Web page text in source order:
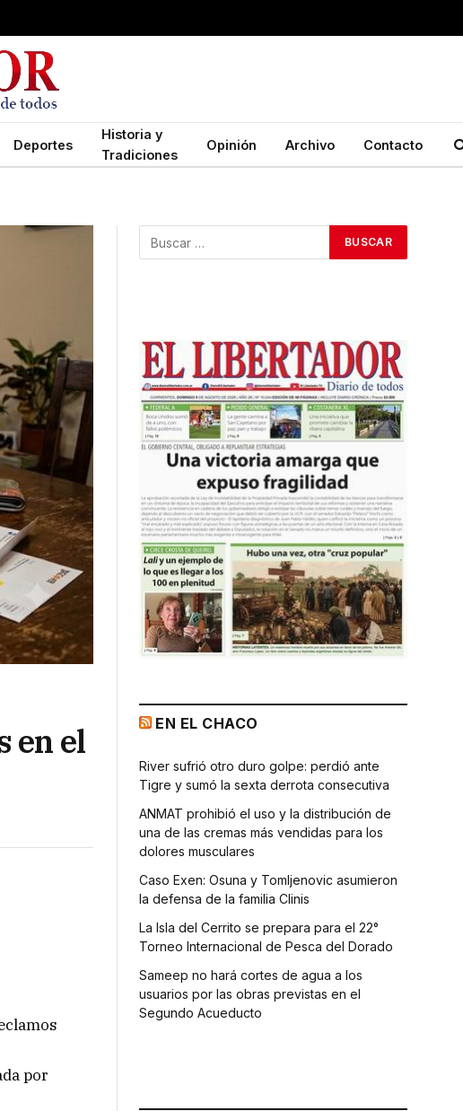
Deportes
Historia y
Tradiciones
Opinión Archivo Contacto
en el
por
EN EL CHACO
River sufrió otro duro golpe: perdió ante
Tigre y sumó la sexta derrota consecutiva
ANMAT prohibió el uso y la distribución de
una de las cremas más vendidas para los
dolores musculares
Caso Exen: Osuna y Tomljenovic asumieron
la defensa de la familia Clinis
La Isla del Cerrito se prepara para el 22°
Torneo Internacional de Pesca del Dorado
Sameep no hará cortes de agua a los
usuarios por las obras previstas en el
Segundo Acueducto